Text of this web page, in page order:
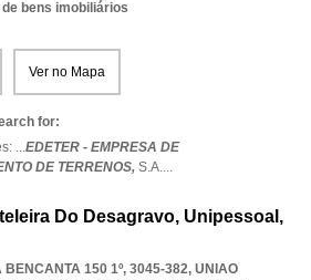
bens imobiliários
Ver no Mapa
for:
...EDETER - EMPRESA DE
DE TERRENOS, S.A....
Do Desagravo, Unipessoal,
BENCANTA 150 1º, 3045-382, UNIAO